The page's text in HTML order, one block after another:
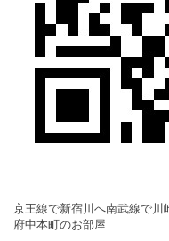
京王線で新宿川へ南武線で川
府中本町のお部屋